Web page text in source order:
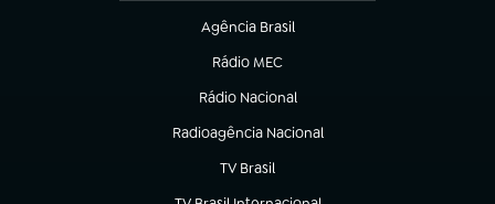
Agência Brasil
(abre em nova aba)
Rádio MEC
(abre em nova aba)
Rádio Nacional
Radioagência Nacional
(abre em nova aba)
TV Brasil
(abre em nova aba)